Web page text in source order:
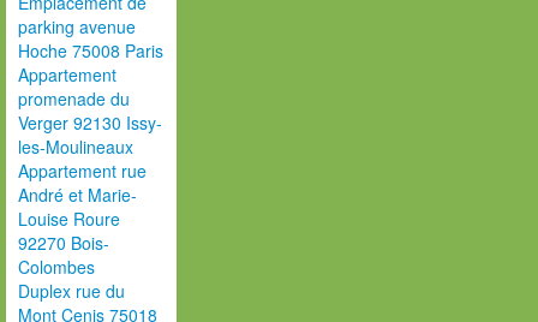
parking avenue
Hoche 75008 Paris
Appartement
promenade du
Verger 92130 Issy-
les-Moulineaux
Appartement rue
André et Marie-
Louise Roure
92270 Bois-
Colombes
Duplex rue du
Mont Cenis 75018